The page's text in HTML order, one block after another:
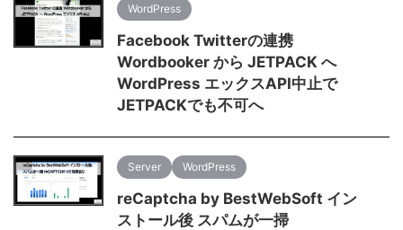
WordPress
Facebook Twitterの連携
Wordbooker から JETPACK へ
WordPress エックスAPI中止で
JETPACKでも不可へ
Server WordPress
reCaptcha by BestWebSoft イン
ストール後 スパムが一掃